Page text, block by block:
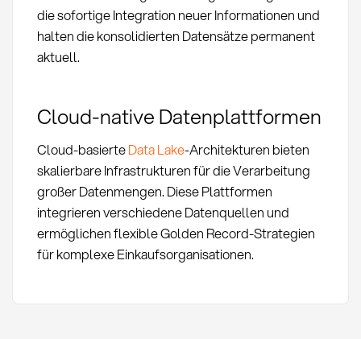
die sofortige Integration neuer Informationen und
halten die konsolidierten Datensätze permanent
aktuell.
Cloud-native Datenplattformen
Cloud-basierteData Lake-Architekturen bieten
skalierbare Infrastrukturen für die Verarbeitung
großer Datenmengen. Diese Plattformen
integrieren verschiedene Datenquellen und
ermöglichen flexible Golden Record-Strategien
für komplexe Einkaufsorganisationen.